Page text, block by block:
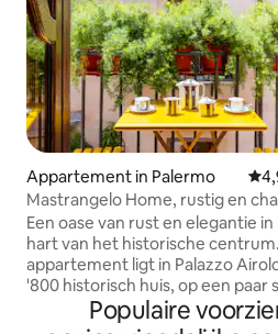
Appartement in Palermo
Mastrangelo Home, rustig en
Een oase van rust en elegantie
hart van het historische
appartement ligt in Palazzo
'800 historisch huis, op een paar
van de meest iconische pleinen
monumenten van de stad.
Populaire